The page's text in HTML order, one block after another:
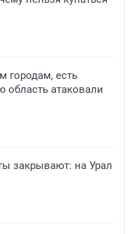
городам, есть
область атаковали
закрывают: на Урал